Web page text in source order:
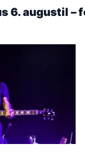
6. augustil –